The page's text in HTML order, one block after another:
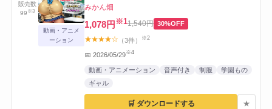
販売数
99 ※3
動画・アニメ
ーション
みかん畑
1,078円 ※11,540円 30%OFF
★★★★☆（3件） ※2
📅 2026/05/29※4
動画・アニメーション 音声付き 制服
学園もの
ギャル
🛒 ダウンロードする ★